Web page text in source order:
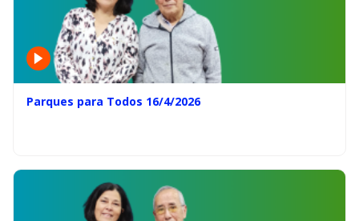
Parques para Todos 16/4/2026